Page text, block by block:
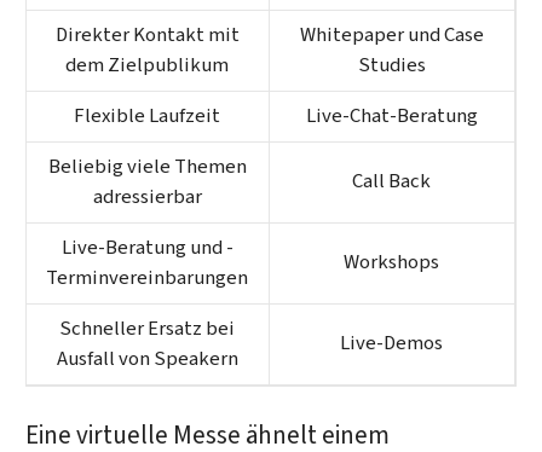
Direkter Kontakt mit
dem Ziel­publikum
Whitepaper und Case
Studies
Flexible Laufzeit
Live-Chat-Beratung
Beliebig viele Themen
adressier­bar
Call Back
Live-Beratung und -
Termin­vereinbarungen
Workshops
Schneller Ersatz bei
Ausfall von Speakern
Live-Demos
Eine virtuelle Messe ähnelt einem